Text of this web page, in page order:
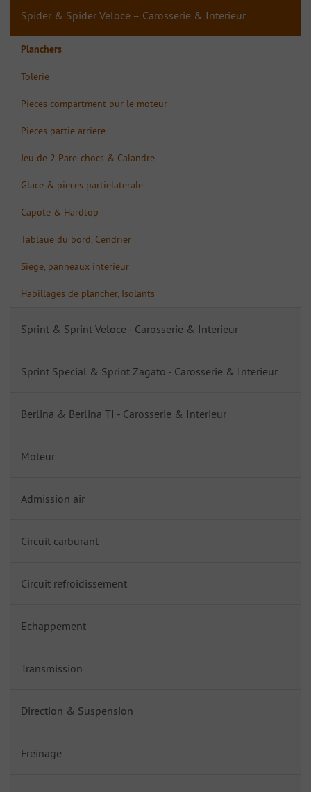
Spider & Spider Veloce – Carosserie & Interieur
Planchers
Tolerie
Pieces compartment pur le moteur
Pieces partie arriere
Jeu de 2 Pare-chocs & Calandre
Glace & pieces partielaterale
Capote & Hardtop
Tablaue du bord, Cendrier
Siege, panneaux interieur
Habillages de plancher, Isolants
Sprint & Sprint Veloce - Carosserie & Interieur
Sprint Special & Sprint Zagato - Carosserie & Interieur
Berlina & Berlina TI - Carosserie & Interieur
Moteur
Admission air
Circuit carburant
Circuit refroidissement
Echappement
Transmission
Direction & Suspension
Freinage